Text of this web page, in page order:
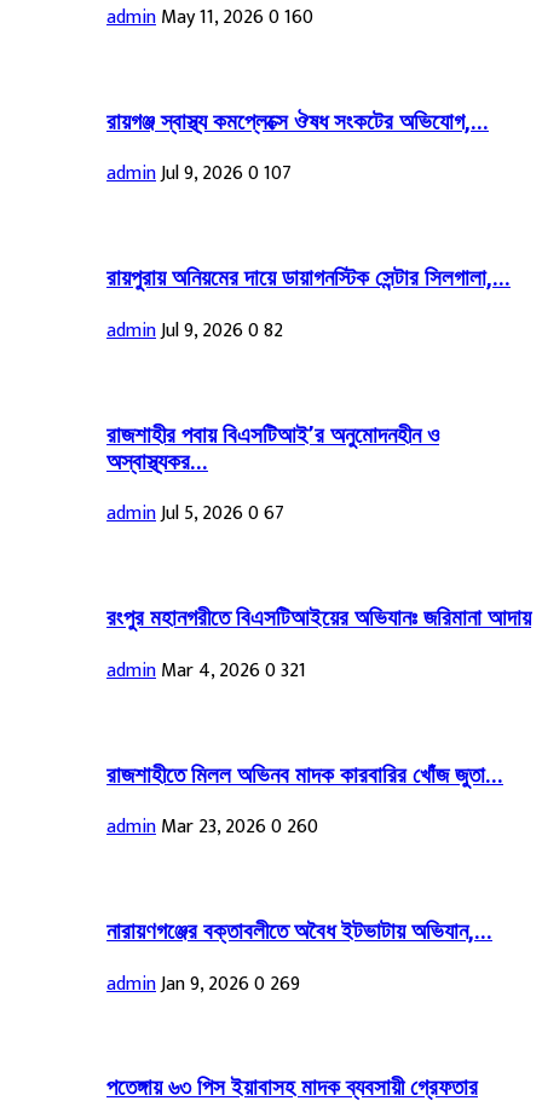
adminMay 11, 20260160
রায়গঞ্জ স্বাস্থ্য কমপ্লেক্সে ঔষধ সংকটের অভিযোগ,...
adminJul 9, 20260107
রায়পুরায় অনিয়মের দায়ে ডায়াগনস্টিক সেন্টার সিলগালা,...
adminJul 9, 2026082
রাজশাহীর পবায় বিএসটিআই’র অনুমোদনহীন ও
অস্বাস্থ্যকর...
adminJul 5, 2026067
রংপুর মহানগরীতে বিএসটিআইয়ের অভিযানঃ জরিমানা আদায়
adminMar 4, 20260321
রাজশাহীতে মিলল অভিনব মাদক কারবারির খোঁজ জুতা...
adminMar 23, 20260260
নারায়ণগঞ্জের বক্তাবলীতে অবৈধ ইটভাটায় অভিযান,...
adminJan 9, 20260269
পতেঙ্গায় ৬৩ পিস ইয়াবাসহ মাদক ব্যবসায়ী গ্রেফতার